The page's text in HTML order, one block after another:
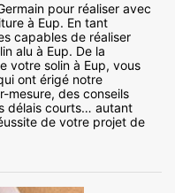
pour réaliser avec
à Eup. En tant
capables de réaliser
alu à Eup. De la
votre solin à Eup, vous
ont érigé notre
mesure, des conseils
délais courts… autant
de votre projet de